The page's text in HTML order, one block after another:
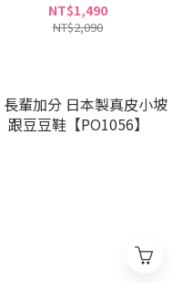
NT$1,490
NT$2,090